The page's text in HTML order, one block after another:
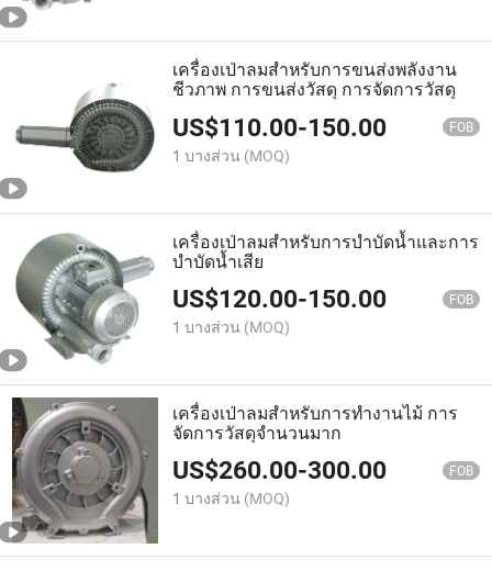
เครื่องเป่าลมสำหรับการขนส่งพลังงาน
ชีวภาพ การขนส่งวัสดุ การจัดการวัสดุ
US$110.00-150.00 FOB
1 บางส่วน (MOQ)
เครื่องเป่าลมสำหรับการบำบัดน้ำและการ
บำบัดน้ำเสีย
US$120.00-150.00 FOB
1 บางส่วน (MOQ)
เครื่องเป่าลมสำหรับการทำงานไม้ การ
จัดการวัสดุจำนวนมาก
US$260.00-300.00 FOB
1 บางส่วน (MOQ)